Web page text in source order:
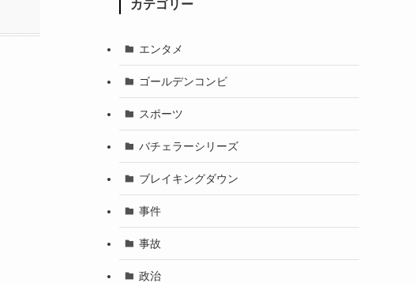
カテゴリー
エンタメ
ゴールデンコンビ
スポーツ
バチェラーシリーズ
ブレイキングダウン
事件
事故
政治